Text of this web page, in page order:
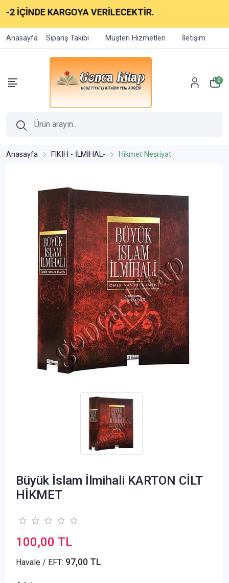
KARGOYA VERİLECEKTİR.
Anasayfa Sipariş Takibi Müşteri Hizmetleri İletişim
0
Anasayfa FIKIH - İLMİHAL- Hikmet Neşriyat
Büyük İslam İlmihali KARTON CİLT
HİKMET
100,00 TL
Havale / EFT: 97,00 TL